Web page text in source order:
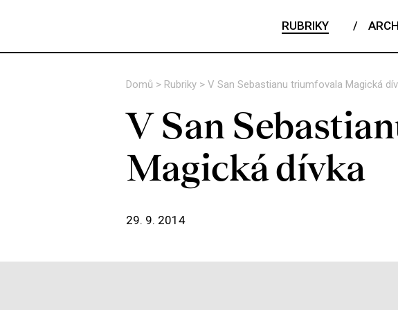
RUBRIKY /
Domů > Rubriky > V San Sebastianu triumfovala Magická
V San
Magická dívka
29. 9. 2014